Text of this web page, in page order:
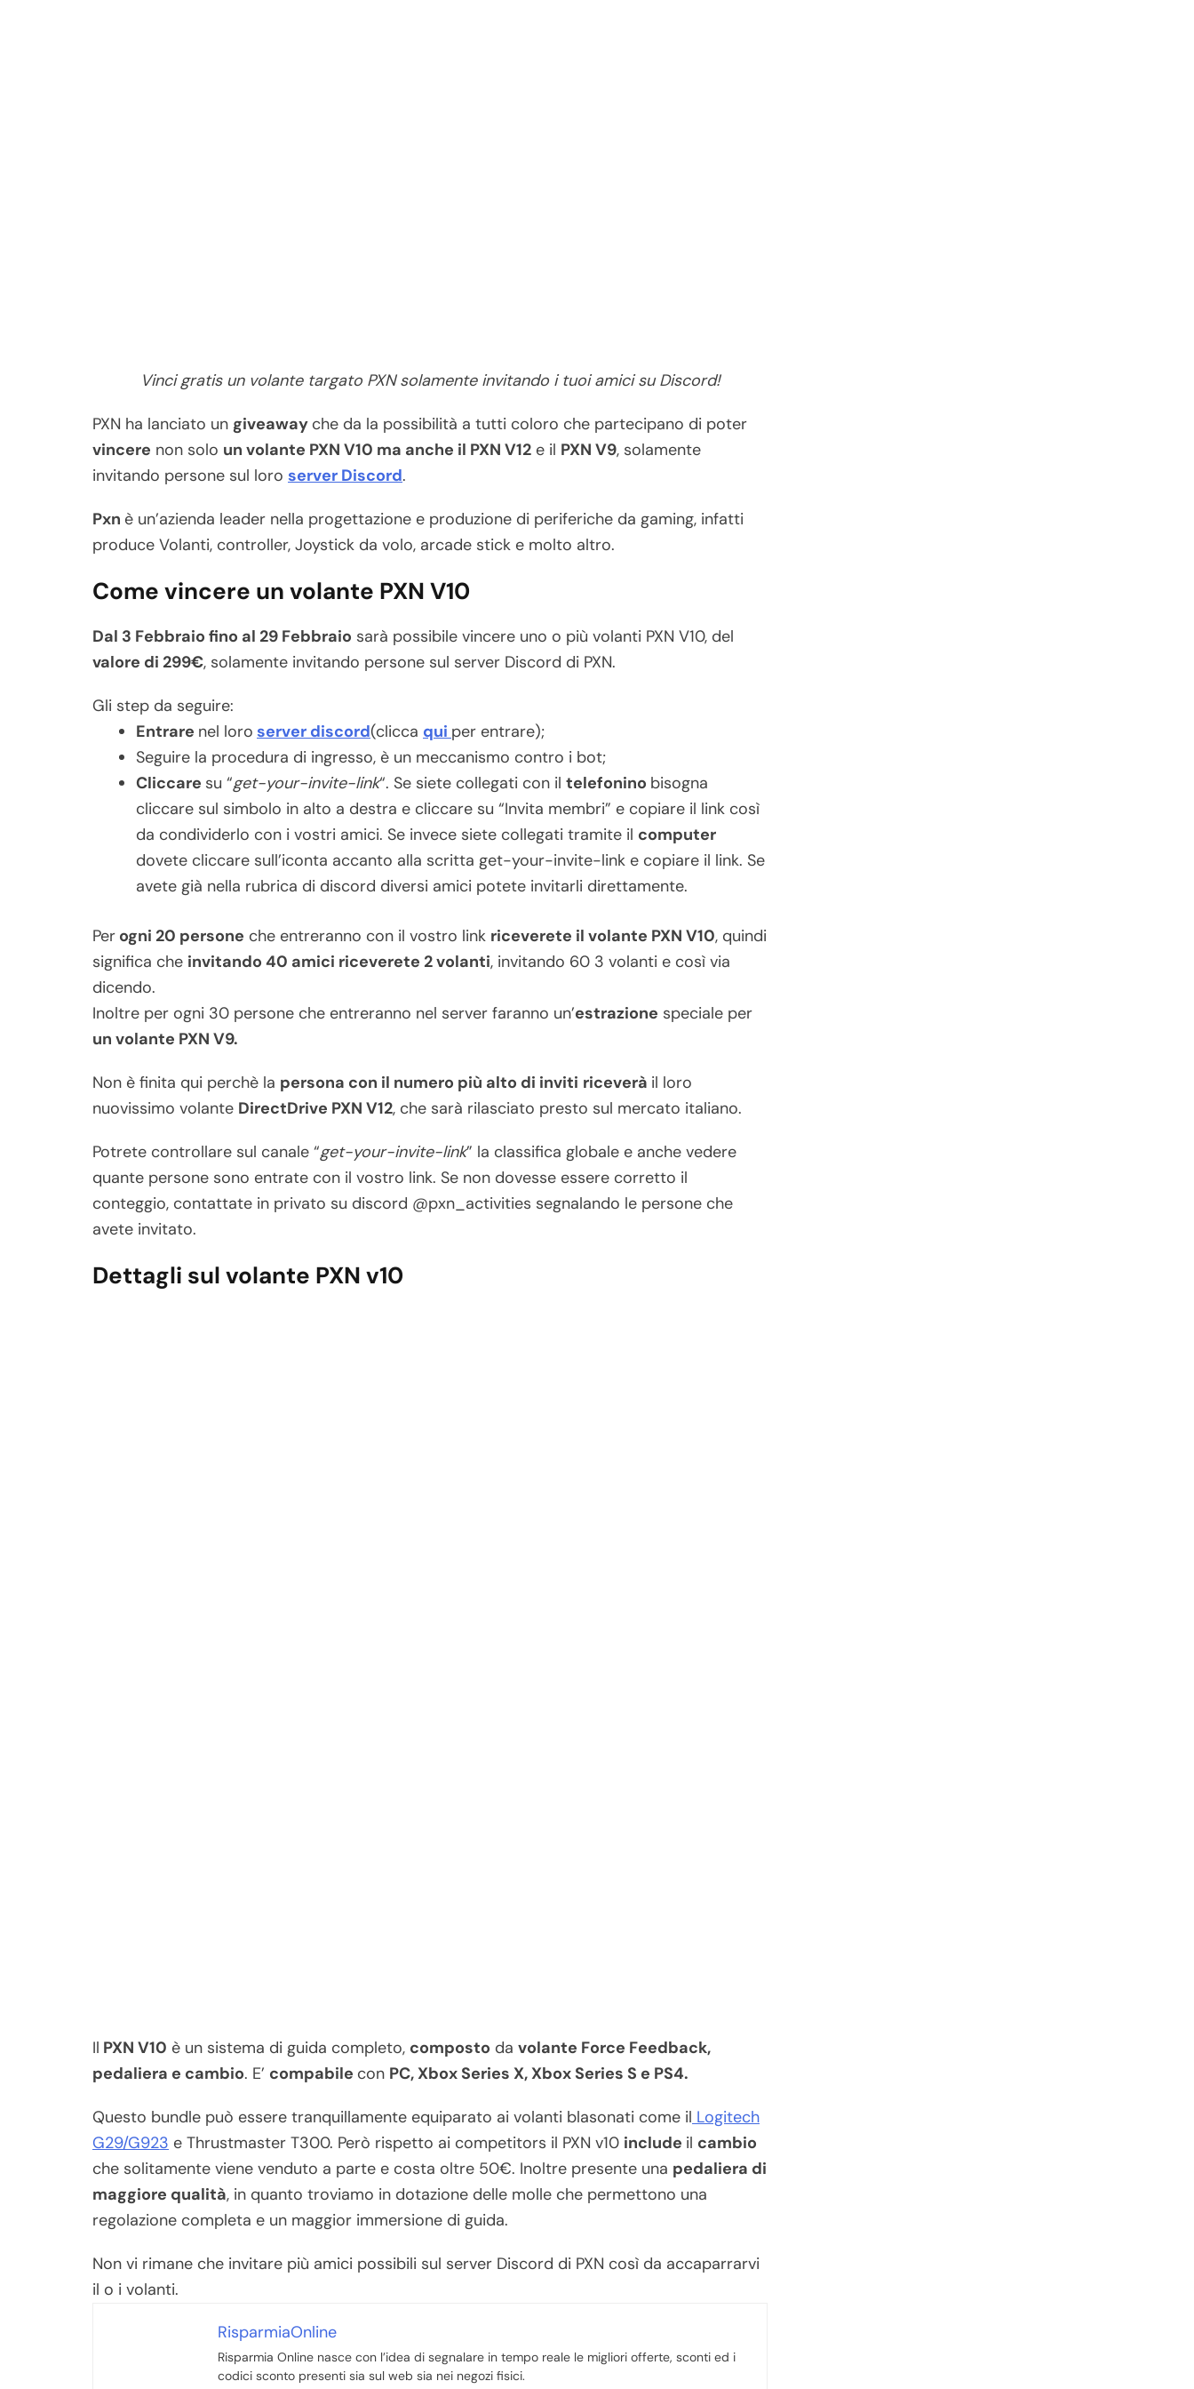
Vinci gratis un volante targato PXN solamente invitando i tuoi amici su Discord!
PXN ha lanciato un giveaway che da la possibilità a tutti coloro che partecipano di poter
vincere non solo un volante PXN V10 ma anche il PXN V12 e il PXN V9, solamente
invitando persone sul loro server Discord.
Pxn è un’azienda leader nella progettazione e produzione di periferiche da gaming, infatti
produce Volanti, controller, Joystick da volo, arcade stick e molto altro.
Come vincere un volante PXN V10
Dal 3 Febbraio fino al 29 Febbraio sarà possibile vincere uno o più volanti PXN V10, del
valore di 299€, solamente invitando persone sul server Discord di PXN.
Gli step da seguire:
Entrare nel loro server discord(clicca qui per entrare);
Seguire la procedura di ingresso, è un meccanismo contro i bot;
Cliccare su “get-your-invite-link“. Se siete collegati con il telefonino bisogna
cliccare sul simbolo in alto a destra e cliccare su “Invita membri” e copiare il link così
da condividerlo con i vostri amici. Se invece siete collegati tramite il computer
dovete cliccare sull’iconta accanto alla scritta get-your-invite-link e copiare il link. Se
avete già nella rubrica di discord diversi amici potete invitarli direttamente.
Per ogni 20 persone che entreranno con il vostro link riceverete il volante PXN V10, quindi
significa che invitando 40 amici riceverete 2 volanti, invitando 60 3 volanti e così via
dicendo.
Inoltre per ogni 30 persone che entreranno nel server faranno un’estrazione speciale per
un volante PXN V9.
Non è finita qui perchè la persona con il numero più alto di inviti riceverà il loro
nuovissimo volante DirectDrive PXN V12, che sarà rilasciato presto sul mercato italiano.
Potrete controllare sul canale “get-your-invite-link” la classifica globale e anche vedere
quante persone sono entrate con il vostro link. Se non dovesse essere corretto il
conteggio, contattate in privato su discord @pxn_activities segnalando le persone che
avete invitato.
Dettagli sul volante PXN v10
Il PXN V10 è un sistema di guida completo, composto da volante Force Feedback,
pedaliera e cambio. E’ compabile con PC, Xbox Series X, Xbox Series S e PS4.
Questo bundle può essere tranquillamente equiparato ai volanti blasonati come il Logitech
G29/G923 e Thrustmaster T300. Però rispetto ai competitors il PXN v10 include il cambio
che solitamente viene venduto a parte e costa oltre 50€. Inoltre presente una pedaliera di
maggiore qualità, in quanto troviamo in dotazione delle molle che permettono una
regolazione completa e un maggior immersione di guida.
Non vi rimane che invitare più amici possibili sul server Discord di PXN così da accaparrarvi
il o i volanti.
RisparmiaOnline
Risparmia Online nasce con l’idea di segnalare in tempo reale le migliori offerte, sconti ed i
codici sconto presenti sia sul web sia nei negozi fisici.